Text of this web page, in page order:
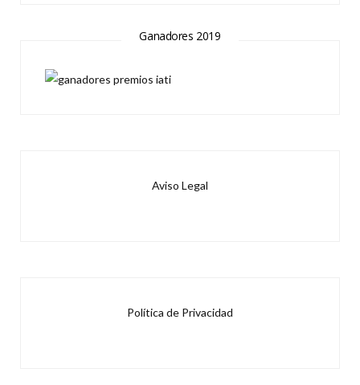
Ganadores 2019
Aviso Legal
Política de Privacidad